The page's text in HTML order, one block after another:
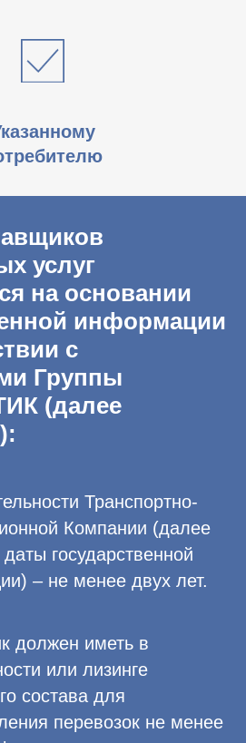
услуг
на основании
информации
с
Группы
(далее
Транспортно-
Компании (далее
государственной
– не менее двух лет.
должен иметь в
или лизинге
состава для
перевозок не менее